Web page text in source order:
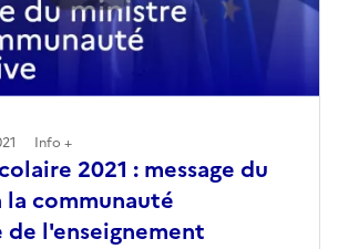
2021 : message du
communauté
l'enseignement
Info +